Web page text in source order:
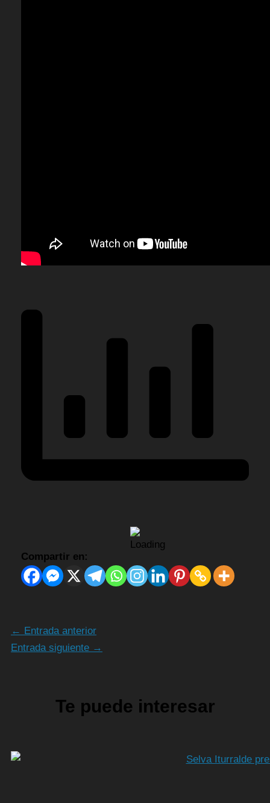
Compartir en:
← Entrada anterior
Entrada siguiente →
Te puede interesar